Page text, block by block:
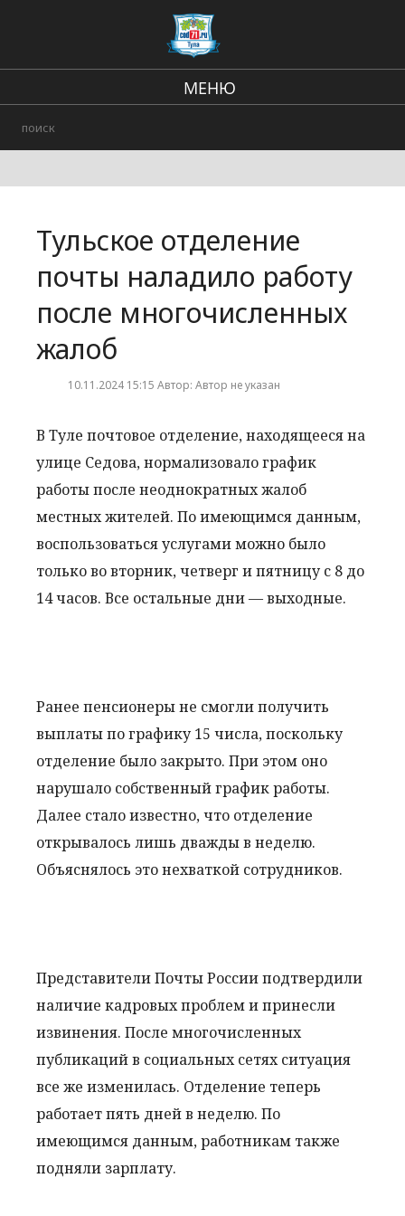
МЕНЮ
Городские события
Тульское отделение
почты наладило работу
после многочисленных
жалоб
10.11.2024 15:15 Автор: Автор не указан
В Туле почтовое отделение, находящееся на
улице Седова, нормализовало график
работы после неоднократных жалоб
местных жителей. По имеющимся данным,
воспользоваться услугами можно было
только во вторник, четверг и пятницу с 8 до
14 часов. Все остальные дни — выходные.
Ранее пенсионеры не смогли получить
выплаты по графику 15 числа, поскольку
отделение было закрыто. При этом оно
нарушало собственный график работы.
Далее стало известно, что отделение
открывалось лишь дважды в неделю.
Объяснялось это нехваткой сотрудников.
Представители Почты России подтвердили
наличие кадровых проблем и принесли
извинения. После многочисленных
публикаций в социальных сетях ситуация
все же изменилась. Отделение теперь
работает пять дней в неделю. По
имеющимся данным, работникам также
подняли зарплату.